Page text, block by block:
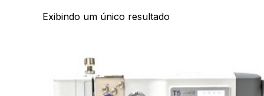
Exibindo um único resultado